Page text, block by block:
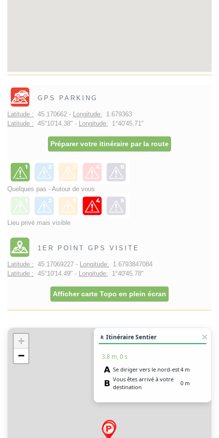
GPS PARKING
Latitude : 45.170662 - Longitude: 1.679363
Latitude : 45°10'14.38" - Longitude: 1°40'45.71"
Préparer votre itinéraire par la route
Quelques pas - Autour de vous
Lieu privé mais visible
1ER POINT GPS VISITE
Latitude : 45.17069227 - Longitude: 1.6793847084
Latitude : 45°10'14.49" - Longitude: 1°40'45.78"
Afficher carte Topo en plein écran
+
−
🚶 Itinéraire Sentier
3.8 m, 0 s
Se diriger vers le nord-est4 m
Vous êtes arrivé à votre
destination
0 m